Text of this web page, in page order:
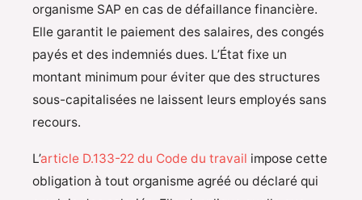
organisme SAP en cas de défaillance financière.
Elle garantit le paiement des salaires, des congés
payés et des indemniés dues. L’État fixe un
montant minimum pour éviter que des structures
sous-capitalisées ne laissent leurs employés sans
recours.
L’article D.133-22 du Code du travail impose cette
obligation à tout organisme agréé ou déclaré qui